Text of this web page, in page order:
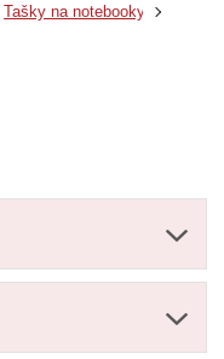
Tašky na notebooky